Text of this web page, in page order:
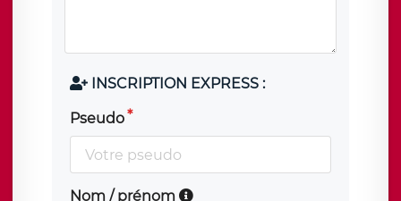
INSCRIPTION EXPRESS :
Pseudo
Nom / prénom